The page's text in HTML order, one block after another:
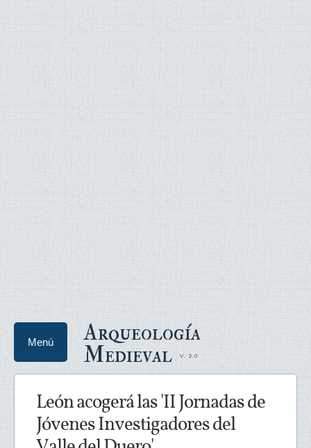
Arqueología
Medieval
Menú
León acogerá las 'II Jornadas de
Jóvenes Investigadores del